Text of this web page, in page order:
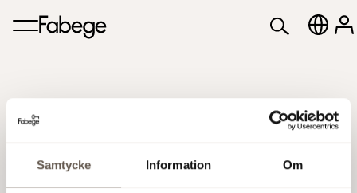
Samtycke Information Om